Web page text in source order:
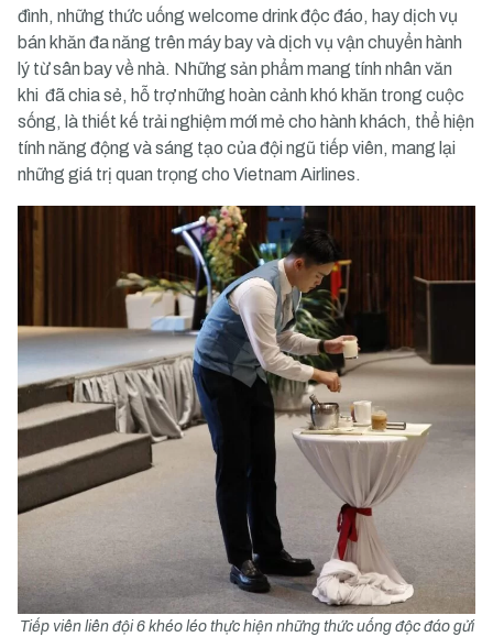
đình, những thức uống welcome drink độc đáo, hay dịch vụ
bán khăn đa năng trên máy bay và dịch vụ vận chuyển hành
lý từ sân bay về nhà. Những sản phẩm mang tính nhân văn
khi đã chia sẻ, hỗ trợ những hoàn cảnh khó khăn trong cuộc
sống, là thiết kế trải nghiệm mới mẻ cho hành khách, thể hiện
tính năng động và sáng tạo của đội ngũ tiếp viên, mang lại
những giá trị quan trọng cho Vietnam Airlines.
Tiếp viên liên đội 6 khéo léo thực hiện những thức uống độc đáo gửi